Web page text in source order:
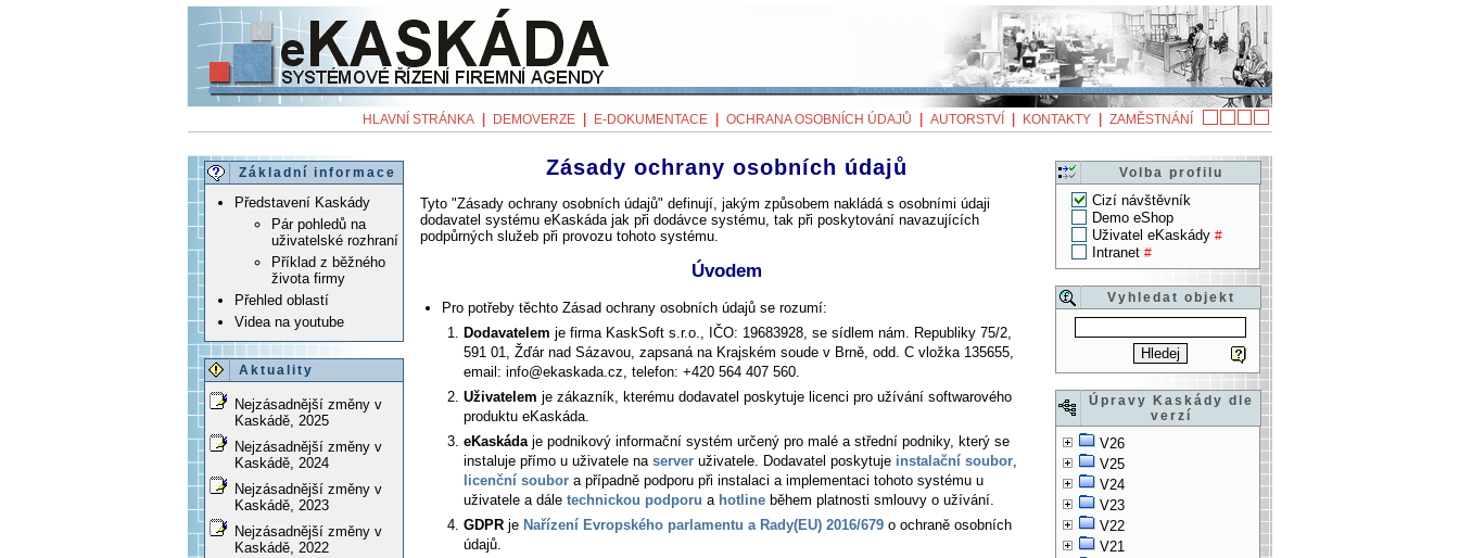
HLAVNÍ STRÁNKA DEMOVERZE E-DOKUMENTACE OCHRANA OSOBNÍCH ÚDAJŮ AUTORSTVÍ KONTAKTY ZAMĚSTNÁNÍ
Základní informace
Představení Kaskády
Pár pohledů na
uživatelské rozhraní
Příklad z běžného
života firmy
Přehled oblastí
Videa na youtube
Aktuality
Nejzásadnější změny v
Kaskádě, 2025
Nejzásadnější změny v
Kaskádě, 2024
Nejzásadnější změny v
Kaskádě, 2023
Nejzásadnější změny v
Kaskádě, 2022
Volba profilu
Cizí návštěvník
Demo eShop
Uživatel eKaskády #
Intranet #
Vyhledat objekt
Úpravy Kaskády dle
verzí
V26
V25
V24
V23
V22
V21
Zásady ochrany osobních údajů
Tyto "Zásady ochrany osobních údajů" definují, jakým způsobem nakládá s osobními údaji
dodavatel systému eKaskáda jak při dodávce systému, tak při poskytování navazujících
podpůrných služeb při provozu tohoto systému.
Úvodem
Pro potřeby těchto Zásad ochrany osobních údajů se rozumí:
Dodavatelem je firma KaskSoft s.r.o., IČO: 19683928, se sídlem nám. Republiky 75/2,
591 01, Žďár nad Sázavou, zapsaná na Krajském soude v Brně, odd. C vložka 135655,
email: info@ekaskada.cz, telefon: +420 564 407 560.
Uživatelem je zákazník, kterému dodavatel poskytuje licenci pro užívání softwarového
produktu eKaskáda.
eKaskáda je podnikový informační systém určený pro malé a střední podniky, který se
instaluje přímo u uživatele na server uživatele. Dodavatel poskytuje instalační soubor
licenční soubor a případně podporu při instalaci a implementaci tohoto systému u
uživatele a dále technickou podporu a hotline během platnosti smlouvy o užívání.
GDPR je Nařízení Evropského parlamentu a Rady(EU) 2016/679 o ochraně osobních
údajů.